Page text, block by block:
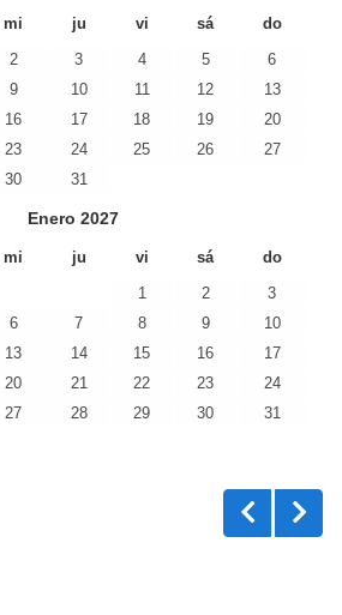
mi ju vi sá do
2 3 4 5
6
9 10 11 12
13
16 17 18 19
20
23 24 25 26
27
30 31
Enero 2027
mi ju vi sá do
1 2
3
6 7 8 9
10
13 14 15 16
17
20 21 22 23
24
27 28 29 30 31